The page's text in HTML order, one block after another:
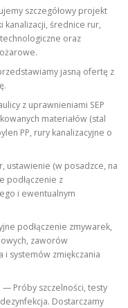
szczegółowy projekt
kanalizacji, średnice rur,
oraz
jasną ofertę z
z uprawnieniami SEP
materiałów (stal
PP, rury kanalizacyjne o
ustawienie (w posadzce, na
podłączenie z
i ewentualnym
podłączenie zmywarek,
zaworów
i systemów zmiękczania
— Próby szczelności, testy
Dostarczamy